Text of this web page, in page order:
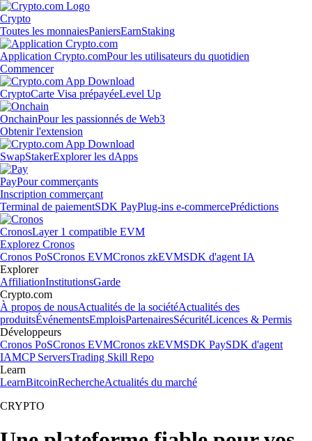
Crypto
Toutes les monnaiesPaniersEarnStaking
Application Crypto.comPour les utilisateurs du quotidien
Commencer
CryptoCarte Visa prépayéeLevel Up
OnchainPour les passionnés de Web3
Obtenir l'extension
SwapStakerExplorer les dApps
PayPour commerçants
Inscription commerçant
Terminal de paiementSDK PayPlug-ins e-commercePrédictions
CronosLayer 1 compatible EVM
Explorez Cronos
Cronos PoSCronos EVMCronos zkEVMSDK d'agent IA
Explorer
AffiliationInstitutionsGarde
Crypto.com
À propos de nousActualités de la sociétéActualités des
produitsÉvénementsEmploisPartenairesSécuritéLicences & Permis
Développeurs
Cronos PoSCronos EVMCronos zkEVMSDK PaySDK d'agent
IAMCP ServersTrading Skill Repo
Learn
LearnBitcoinRechercheActualités du marché
CRYPTO